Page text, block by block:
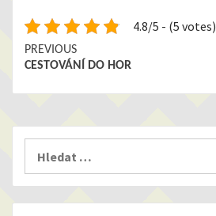
4.8/5 - (5 votes)
Continue
PREVIOUS
CESTOVÁNÍ DO HOR